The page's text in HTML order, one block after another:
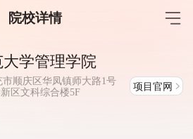
院校详情
生政策 学制学费
报名流程
大学管理学院
市顺庆区华凤镇师大路1号
区文科综合楼5F
项目官网